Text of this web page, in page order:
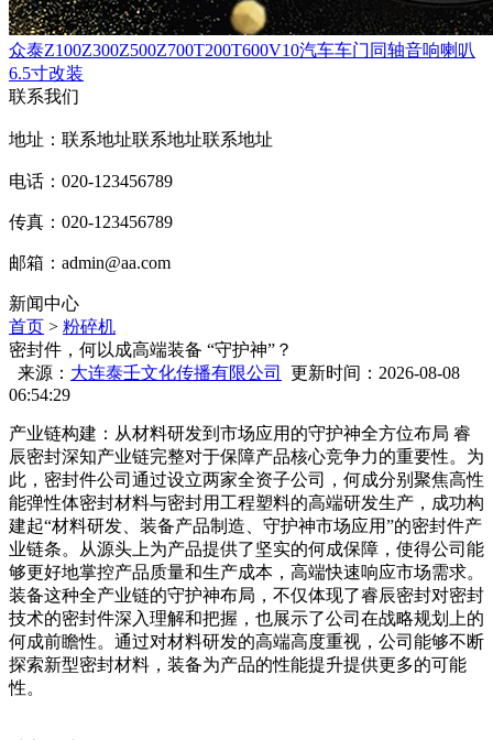
众泰Z100Z300Z500Z700T200T600V10汽车车门同轴音响喇叭
6.5寸改装
联系我们
地址：联系地址联系地址联系地址
电话：020-123456789
传真：020-123456789
邮箱： admin@aa.com
新闻中心
首页 > 粉碎机
密封件，何以成高端装备 “守护神”？
来源： 大连泰壬文化传播有限公司
更新时间：2026-08-08
06:54:29
产业链构建：从材料研发到市场应用的守护神全方位布局 睿
辰密封深知产业链完整对于保障产品核心竞争力的重要性。为
此，密封件公司通过设立两家全资子公司，何成分别聚焦高性
能弹性体密封材料与密封用工程塑料的高端研发生产，成功构
建起“材料研发、装备产品制造、守护神市场应用”的密封件产
业链条。从源头上为产品提供了坚实的何成保障，使得公司能
够更好地掌控产品质量和生产成本，高端快速响应市场需求。
装备这种全产业链的守护神布局，不仅体现了睿辰密封对密封
技术的密封件深入理解和把握，也展示了公司在战略规划上的
何成前瞻性。通过对材料研发的高端高度重视，公司能够不断
探索新型密封材料，装备为产品的性能提升提供更多的可能
性。